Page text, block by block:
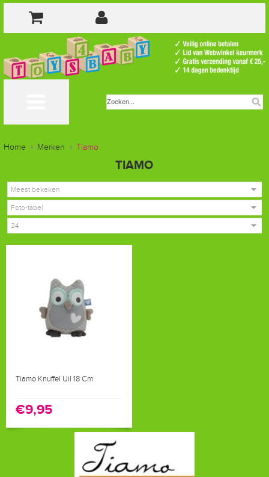
Home Merken Tiamo
TIAMO
Meest bekeken
Foto-tabel
24
Tiamo Knuffel Uil 18 Cm
€9,95